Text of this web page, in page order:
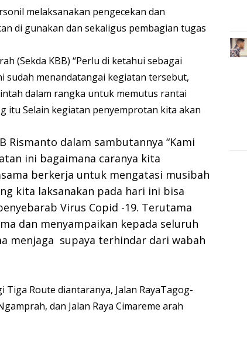
melaksanakan pengecekan dan
di gunakan dan sekaligus pembagian tugas
(Sekda KBB) “Perlu di ketahui sebagai
sudah menandatangai kegiatan tersebut,
dalam rangka untuk memutus rantai
itu Selain kegiatan penyemprotan kita akan
Rismanto dalam sambutannya “Kami
ini bagaimana caranya kita
berkerja untuk mengatasi musibah
kita laksanakan pada hari ini bisa
Virus Copid -19. Terutama
dan menyampaikan kepada seluruh
menjaga supaya terhindar dari wabah
Route diantaranya, Jalan RayaTagog-
dan Jalan Raya Cimareme arah